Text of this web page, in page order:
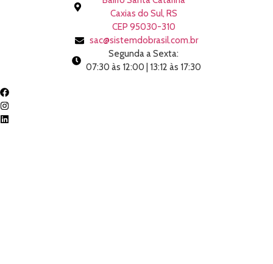
Caxias do Sul, RS
CEP 95030-310
sac@sistemdobrasil.com.br
Segunda a Sexta:
07:30 às 12:00 | 13:12 às 17:30